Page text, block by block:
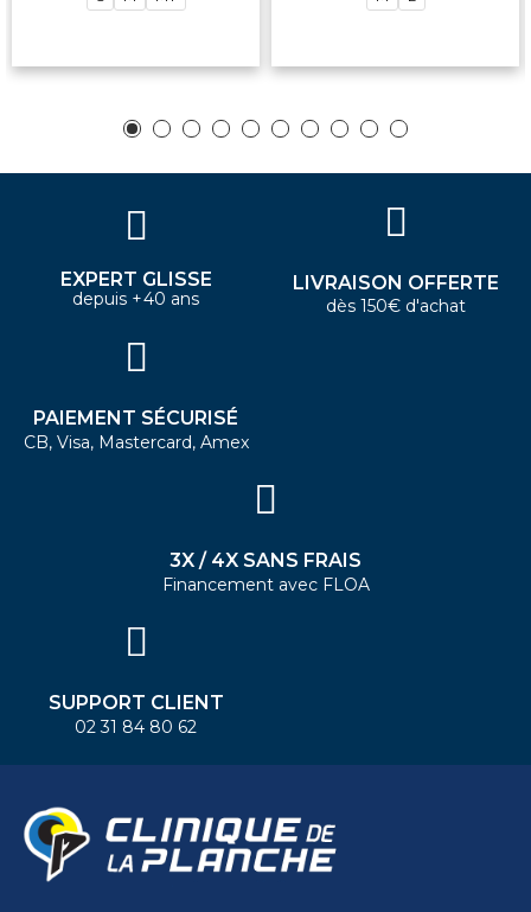
EXPERT GLISSE
depuis +40 ans
LIVRAISON OFFERTE
dès 150€ d'achat
PAIEMENT SÉCURISÉ
CB, Visa, Mastercard, Amex
3X / 4X SANS FRAIS
Financement avec FLOA
SUPPORT CLIENT
02 31 84 80 62